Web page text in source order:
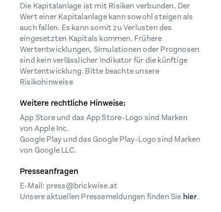
Die Kapitalanlage ist mit Risiken verbunden. Der
Wert einer Kapitalanlage kann sowohl steigen als
auch fallen. Es kann somit zu Verlusten des
eingesetzten Kapitals kommen. Frühere
Wertentwicklungen, Simulationen oder Prognosen
sind kein verlässlicher Indikator für die künftige
Wertentwicklung. Bitte beachte unsere
Risikohinweise
Weitere rechtliche Hinweise:
App Store und das App Store-Logo sind Marken
von Apple Inc.
Google Play und das Google Play-Logo sind Marken
von Google LLC.
Presseanfragen
E-Mail: press@brickwise.at
Unsere aktuellen Pressemeldungen finden Sie hier.